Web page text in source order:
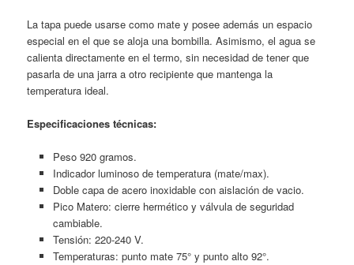
La tapa puede usarse como mate y posee además un espacio
especial en el que se aloja una bombilla. Asimismo, el agua se
calienta directamente en el termo, sin necesidad de tener que
pasarla de una jarra a otro recipiente que mantenga la
temperatura ideal.
Especificaciones técnicas:
Peso 920 gramos.
Indicador luminoso de temperatura (mate/max).
Doble capa de acero inoxidable con aislación de vacio.
Pico Matero: cierre hermético y válvula de seguridad
cambiable.
Tensión: 220-240 V.
Temperaturas: punto mate 75° y punto alto 92°.